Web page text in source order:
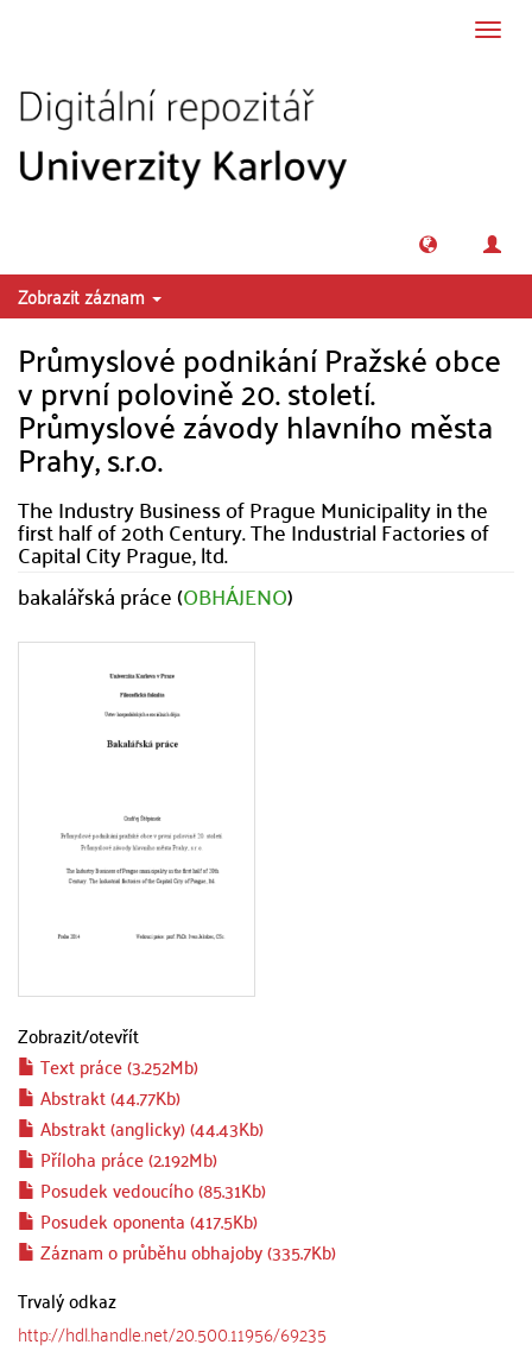
Zobrazit záznam
Průmyslové podnikání Pražské obce
v první polovině 20. století.
Průmyslové závody hlavního města
Prahy, s.r.o.
The Industry Business of Prague Municipality in the
first half of 20th Century. The Industrial Factories of
Capital City Prague, ltd.
bakalářská práce (OBHÁJENO)
Zobrazit/otevřít
Text práce (3.252Mb)
Abstrakt (44.77Kb)
Abstrakt (anglicky) (44.43Kb)
Příloha práce (2.192Mb)
Posudek vedoucího (85.31Kb)
Posudek oponenta (417.5Kb)
Záznam o průběhu obhajoby (335.7Kb)
Trvalý odkaz
http://hdl.handle.net/20.500.11956/69235